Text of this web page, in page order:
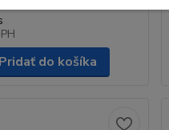
Pridať do košíka